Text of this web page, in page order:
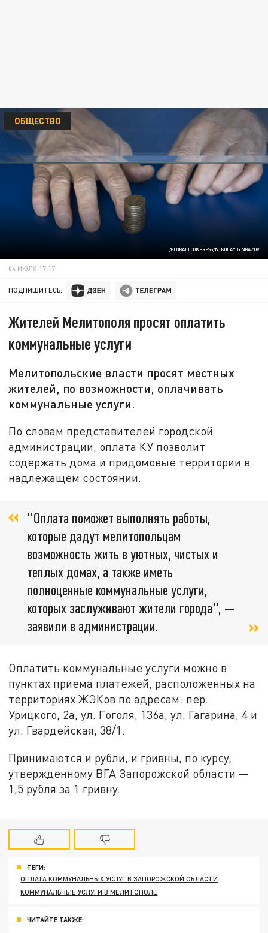
/GLOBALLOOKPRESS/NIKOLAYGYNGAZOV
ОБЩЕСТВО
04 ИЮЛЯ 17:17
ПОДПИШИТЕСЬ:
Жителей Мелитополя просят оплатить
коммунальные услуги
Мелитопольские власти просят местных
жителей, по возможности, оплачивать
коммунальные услуги.
По словам представителей городской
администрации, оплата КУ позволит
содержать дома и придомовые территории в
надлежащем состоянии.
"Оплата поможет выполнять работы,
которые дадут мелитопольцам
возможность жить в уютных, чистых и
теплых домах, а также иметь
полноценные коммунальные услуги,
которых заслуживают жители города", —
заявили в администрации.
Оплатить коммунальные услуги можно в
пунктах приема платежей, расположенных на
территориях ЖЭКов по адресам: пер.
Урицкого, 2а, ул. Гоголя, 136а, ул. Гагарина, 4 и
ул. Гвардейская, 38/1.
Принимаются и рубли, и гривны, по курсу,
утвержденному ВГА Запорожской области —
1,5 рубля за 1 гривну.
ТЕГИ:
ОПЛАТА КОММУНАЛЬНЫХ УСЛУГ В ЗАПОРОЖСКОЙ ОБЛАСТИ
КОММУНАЛЬНЫЕ УСЛУГИ В МЕЛИТОПОЛЕ
ЧИТАЙТЕ ТАКЖЕ: